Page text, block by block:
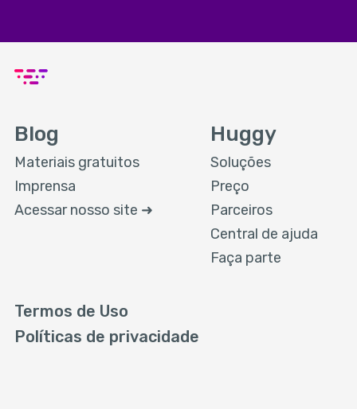
Blog
Materiais gratuitos
Imprensa
Acessar nosso site ➜
Huggy
Soluções
Preço
Parceiros
Central de ajuda
Faça parte
Termos de Uso
Políticas de privacidade